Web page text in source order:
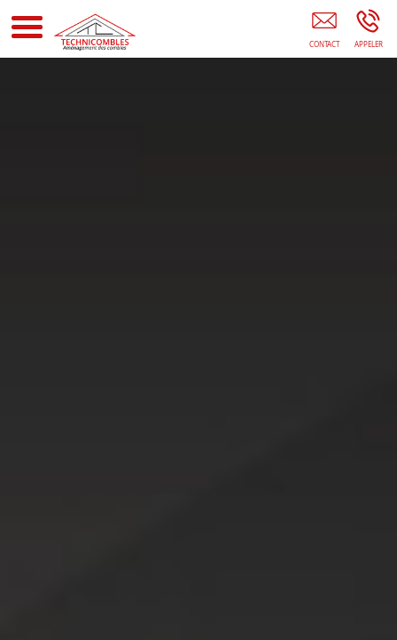
Aménagement Des Combles Orléans Isolation Des Combles